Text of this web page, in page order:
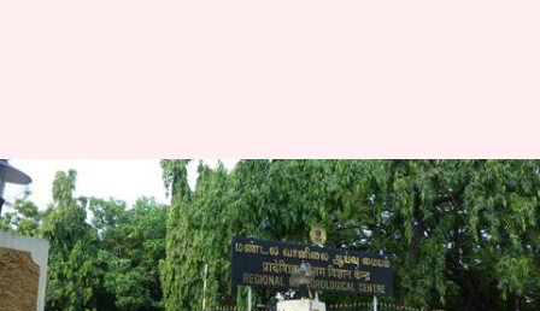
அடுத்த 5 நாட்களுக்கு
தமிழகத்தில் மழை
இருக்கும்: வானிலை
ஆய்வு மையம்